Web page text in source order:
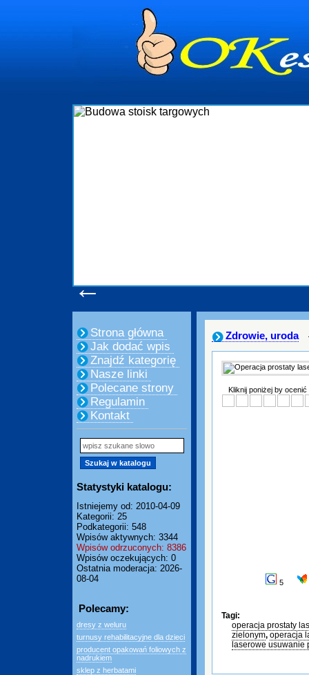
←
Strona główna
Jak dodać wpis
Znajdź kategorię
Nasze linki
Polecane strony
Regulamin
Kontakt
Statystyki katalogu:
Istniejemy od: 2010-04-09
Kategorii: 25
Podkategorii: 548
Wpisów aktywnych: 3344
Wpisów odrzuconych: 8386
Wpisów oczekujących: 0
Ostatnia moderacja: 2026-
08-04
Polecamy:
dresy z weluru
turnusy rehabilitacyjne dla dzieci
producent opakowań foliowych z
nadrukiem
sklep z herbatami
Zdrowie, uroda
Kliknij poniżej by ocenić
5
Tagi:
operacja prostaty
zielonym, operacja
laserowe usuwanie